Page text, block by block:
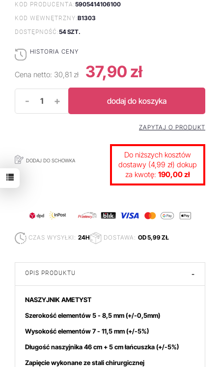
KOD PRODUCENTA:5905414106100
KOD WEWNĘTRZNY:B1303
DOSTĘPNOŚĆ:54 SZT.
HISTORIA CENY
Cena netto: 30,81 zł 37,90 zł
- + dodaj do koszyka
DODAJ DO SCHOWKA
ZAPYTAJ O PRODUKT
Do niższych kosztów
dostawy (4,99 zł) dokup
za kwotę: 190,00 zł
CZAS WYSYŁKI: 24H DOSTAWA: OD 5,99 ZŁ
OPIS PRODUKTU -
NASZYJNIK AMETYST
Szerokość elementów 5 - 8,5 mm(+/-0,5mm)
Wysokość elementów 7 - 11,5 mm (+/-5%)
Długość naszyjnika 46 cm + 5 cm łańcuszka (+/-5%)
Zapięcie wykonane ze stali chirurgicznej